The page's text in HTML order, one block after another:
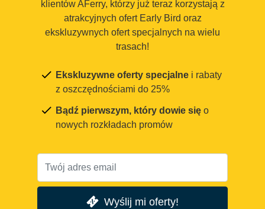
klientów AFerry, którzy już teraz korzystają z
atrakcyjnych ofert Early Bird oraz
ekskluzywnych ofert specjalnych na wielu
trasach!
Ekskluzywne oferty specjalne i rabaty
z oszczędnościami do 25%
Bądź pierwszym, który dowie się o
nowych rozkładach promów
Wyślij mi oferty!